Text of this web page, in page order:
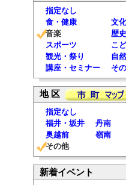
指定なし
食・健康
文
音楽
歴史
スポーツ
こ
観光・祭り
自
講座・セミナー
そ
地 区
指定なし
福井・坂井
丹南
奥越前
嶺南
その他
新着イベント